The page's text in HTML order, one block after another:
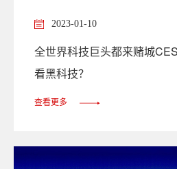
2023-01-10
全世界科技巨头都来赌城
看黑科技？
查看更多